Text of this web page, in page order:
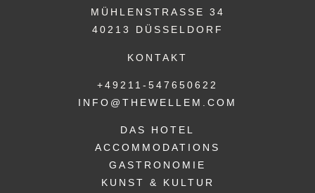
MÜHLENSTRASSE 34
40213 DÜSSELDORF
KONTAKT
+49211-547650622
INFO@THEWELLEM.COM
DAS HOTEL
ACCOMMODATIONS
GASTRONOMIE
KUNST & KULTUR